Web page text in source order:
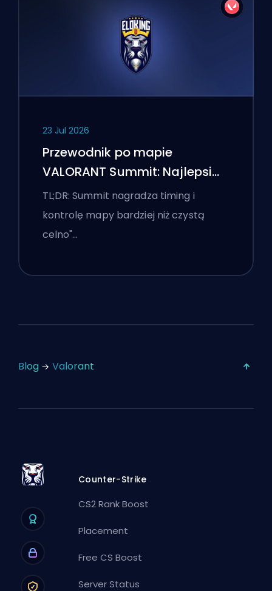
23 Jul 2026
Przewodnik po mapie
VALORANT Summit: Najlepsi
agenci, wezwania i smoki
TL;DR: Summit nagradza timing i
kontrolę mapy bardziej niż czystą
celno"…
Blog Valorant
Counter-Strike
CS2 Rank Boost
Placement
Free CS Boost
Server Status